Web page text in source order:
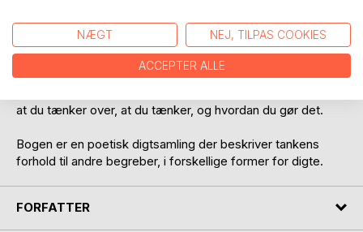
begreberne tænkning og tanker, ved at rette oprigtig
nysgerrighed, skærpet optagethed
og henført fascination ind i og ud i begreberne.
Det handler også om en bevidst egenskab - en evne til at
at du tænker over, at du tænker, og hvordan du gør det.
Bogen er en poetisk digtsamling der beskriver tankens
forhold til andre begreber, i forskellige former for digte.
FORFATTER
NÆGT NEJ, TILPAS COOKIES
ACCEPTER ALLE